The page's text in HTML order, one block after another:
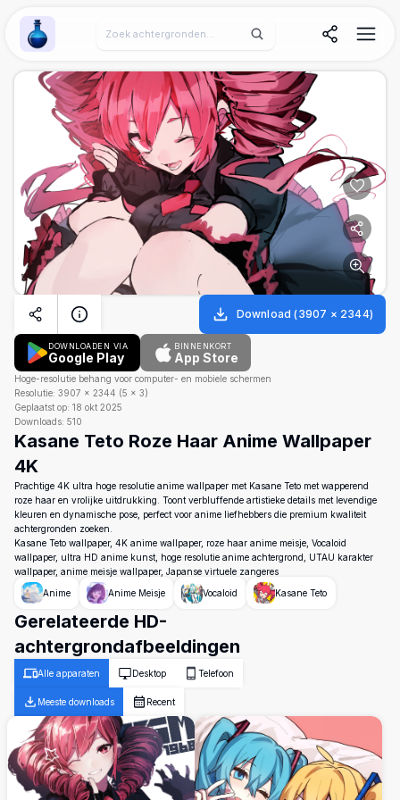
Wallpaper Alchemy
Download (3907 × 2344)
DOWNLOADEN VIA
Google Play
BINNENKORT
App Store
Hoge-resolutie behang voor computer- en mobiele schermen
Resolutie: 3907 × 2344 (5 × 3)
Geplaatst op: 18 okt 2025
Downloads: 510
Kasane Teto Roze Haar Anime Wallpaper
4K
Prachtige 4K ultra hoge resolutie anime wallpaper met Kasane Teto met wapperend
roze haar en vrolijke uitdrukking. Toont verbluffende artistieke details met levendige
kleuren en dynamische pose, perfect voor anime liefhebbers die premium kwaliteit
achtergronden zoeken.
Kasane Teto wallpaper, 4K anime wallpaper, roze haar anime meisje, Vocaloid
wallpaper, ultra HD anime kunst, hoge resolutie anime achtergrond, UTAU karakter
wallpaper, anime meisje wallpaper, Japanse virtuele zangeres
Anime
Anime Meisje Vocaloid Kasane Teto
Gerelateerde HD-
achtergrondafbeeldingen
Alle apparaten Desktop Telefoon
Meeste downloads Recent